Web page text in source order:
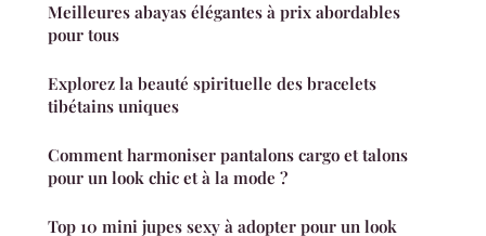
Meilleures abayas élégantes à prix abordables
pour tous
Explorez la beauté spirituelle des bracelets
tibétains uniques
Comment harmoniser pantalons cargo et talons
pour un look chic et à la mode ?
Top 10 mini jupes sexy à adopter pour un look